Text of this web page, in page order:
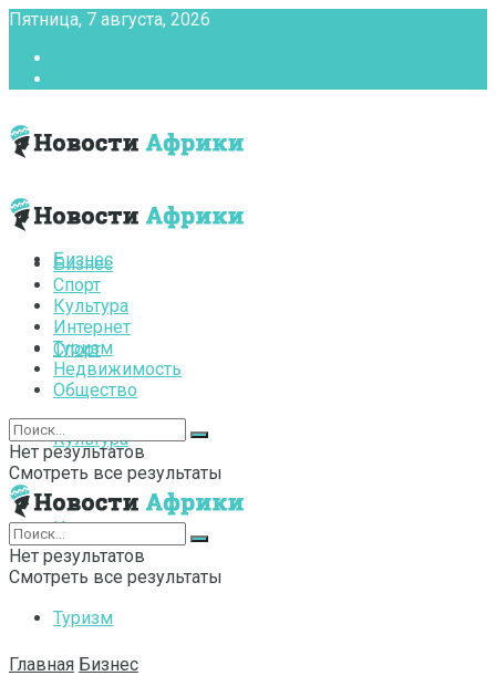
Пятница, 7 августа, 2026
Бизнес
Спорт
Культура
Интернет
Туризм
Бизнес
Спорт
Культура
Интернет
Туризм
Недвижимость
Общество
Нет результатов
Смотреть все результаты
Нет результатов
Смотреть все результаты
Главная Бизнес